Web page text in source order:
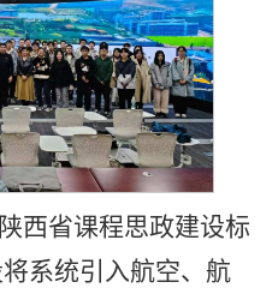
西省课程思政建设标
系统引入航空、航